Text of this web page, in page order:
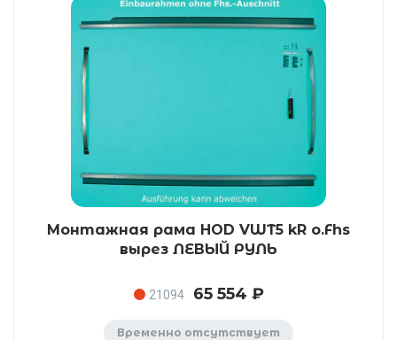
Монтажная рама HOD VWT5 kR o.Fhs
вырез ЛЕВЫЙ РУЛЬ
21094 65 554 ₽
Временно отсутствует